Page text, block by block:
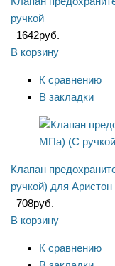
ручкой
1642руб.
В корзину
К сравнению
В закладки
Клапан
ручкой) для Аристон
708руб.
В корзину
К сравнению